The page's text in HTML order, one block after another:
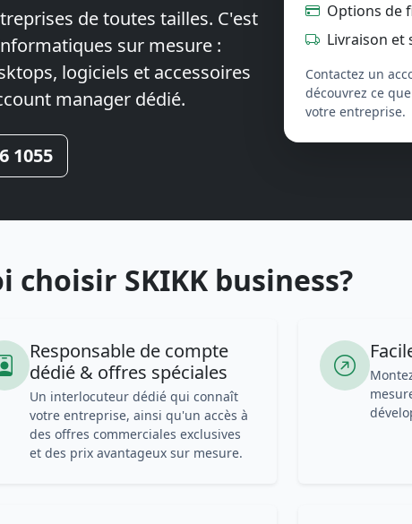
de toutes tailles. C'est
sur mesure :
logiciels et accessoires
manager dédié.
1055
Options de
Livraison et
Contactez un
découvrez ce
votre entreprise.
choisir SKIKK business?
Responsable de compte
dédié & offres spéciales
Un interlocuteur dédié qui connaît
votre entreprise, ainsi qu'un accès à
des offres commerciales exclusives
et des prix avantageux sur mesure.